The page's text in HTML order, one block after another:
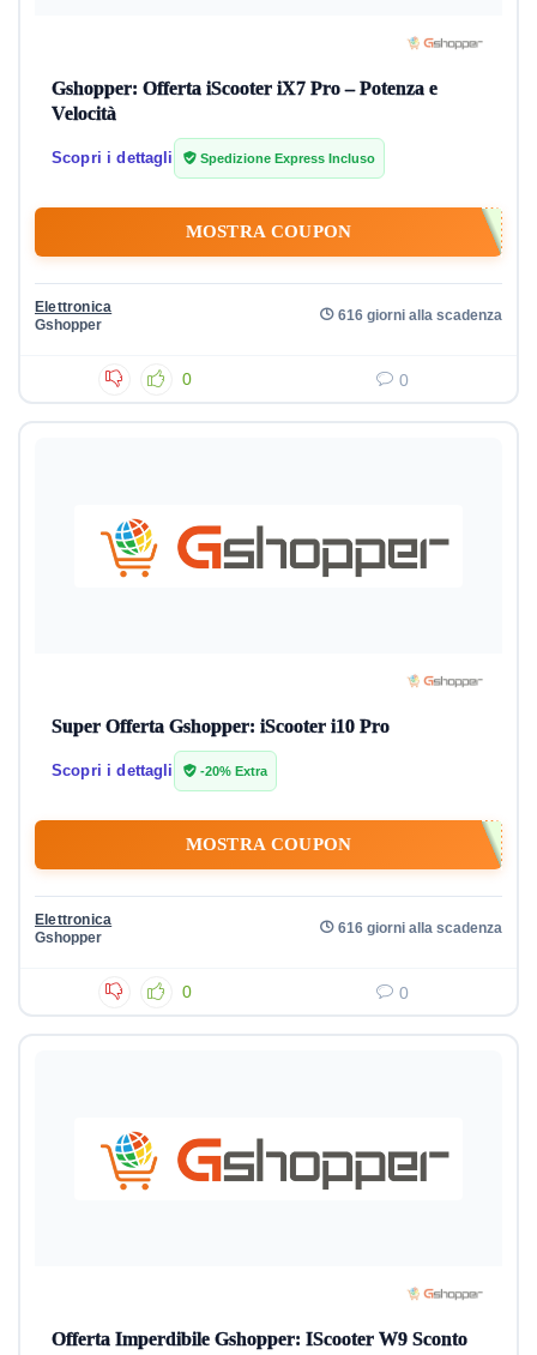
Gshopper: Offerta iScooter iX7 Pro – Potenza e
Velocità
Scopri i dettagli Spedizione Express Incluso
MOSTRA COUPON
Elettronica
Gshopper
616 giorni alla scadenza
0 0
Super Offerta Gshopper: iScooter i10 Pro
Scopri i dettagli -20% Extra
MOSTRA COUPON
Elettronica
Gshopper
616 giorni alla scadenza
0 0
Offerta Imperdibile Gshopper: IScooter W9 Sconto